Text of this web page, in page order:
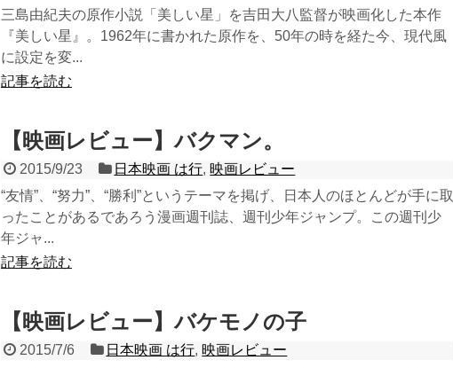
三島由紀夫の原作小説「美しい星」を吉田大八監督が映画化した本作
『美しい星』。1962年に書かれた原作を、50年の時を経た今、現代風
に設定を変...
記事を読む
【映画レビュー】バクマン。
2015/9/23 日本映画 は行, 映画レビュー
“友情”、“努力”、“勝利”というテーマを掲げ、日本人のほとんどが手に取
ったことがあるであろう漫画週刊誌、週刊少年ジャンプ。この週刊少
年ジャ...
記事を読む
【映画レビュー】バケモノの子
2015/7/6 日本映画 は行, 映画レビュー